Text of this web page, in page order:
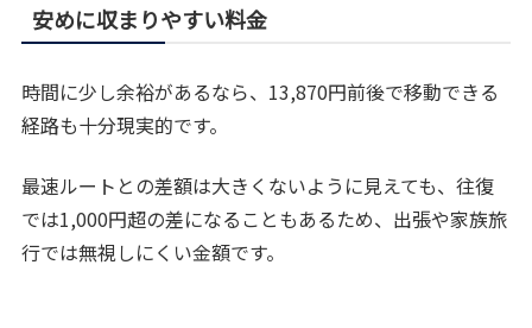
安めに収まりやすい料金
時間に少し余裕があるなら、13,870円前後で移動できる
経路も十分現実的です。
最速ルートとの差額は大きくないように見えても、往復
では1,000円超の差になることもあるため、出張や家族旅
行では無視しにくい金額です。